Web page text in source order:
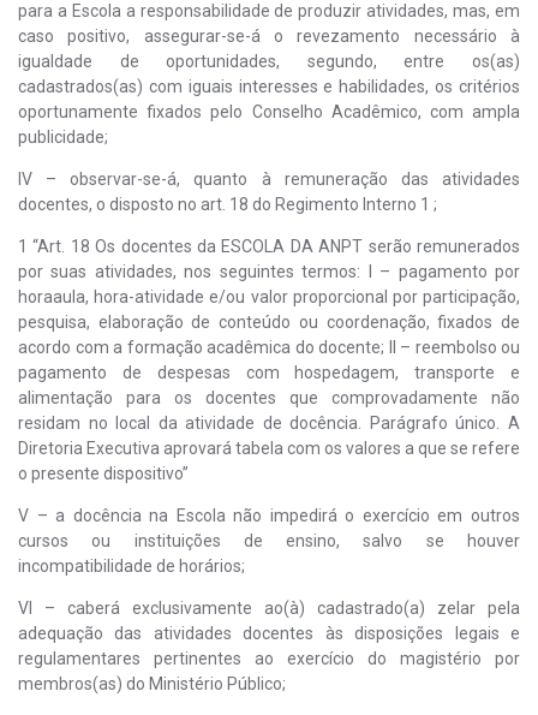
para a Escola a responsabilidade de produzir atividades, mas, em
caso positivo, assegurar-se-á o revezamento necessário à
igualdade de oportunidades, segundo, entre os(as)
cadastrados(as) com iguais interesses e habilidades, os critérios
oportunamente fixados pelo Conselho Acadêmico, com ampla
publicidade;
IV – observar-se-á, quanto à remuneração das atividades
docentes, o disposto no art. 18 do Regimento Interno 1 ;
1 “Art. 18 Os docentes da ESCOLA DA ANPT serão remunerados
por suas atividades, nos seguintes termos: I – pagamento por
horaaula, hora-atividade e/ou valor proporcional por participação,
pesquisa, elaboração de conteúdo ou coordenação, fixados de
acordo com a formação acadêmica do docente; II – reembolso ou
pagamento de despesas com hospedagem, transporte e
alimentação para os docentes que comprovadamente não
residam no local da atividade de docência. Parágrafo único. A
Diretoria Executiva aprovará tabela com os valores a que se refere
o presente dispositivo”
V – a docência na Escola não impedirá o exercício em outros
cursos ou instituições de ensino, salvo se houver
incompatibilidade de horários;
VI – caberá exclusivamente ao(à) cadastrado(a) zelar pela
adequação das atividades docentes às disposições legais e
regulamentares pertinentes ao exercício do magistério por
membros(as) do Ministério Público;